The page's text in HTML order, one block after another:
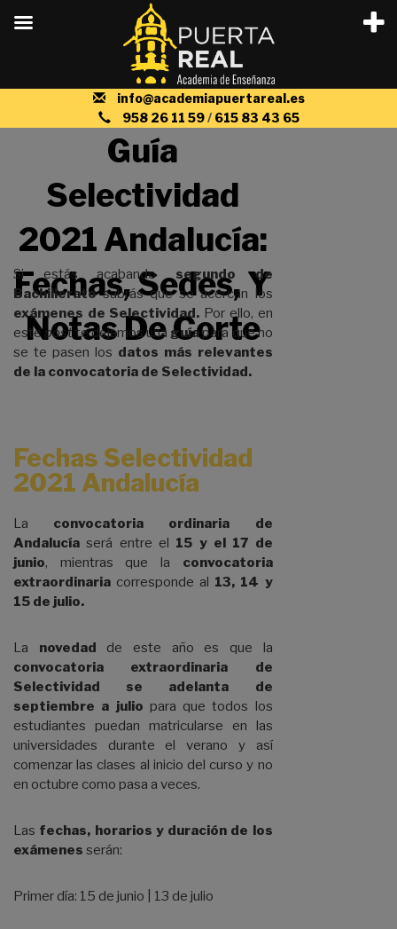
Guía
Selectividad
2021 Andalucía:
Fechas, Sedes, Y
Notas De Corte
Si estás acabando segundo de
Bachilleratosabrás que se acercan los
exámenes de Selectividad. Por ello, en
estepost te dejamos una guíapara que no
se te pasen los datos más relevantes
de la convocatoria de Selectividad.
Fechas Selectividad
2021 Andalucía
La convocatoria ordinaria
de
Andalucía será entre el 15 y el 17 de
junio, mientras que la convocatoria
extraordinaria corresponde al 13, 14 y
15 de julio.
La novedad de este año es que la
convocatoria extraordinaria de
Selectividad se adelanta de
septiembre a julio para que todos los
estudiantes puedan matricularse en las
universidades durante el verano y así
comenzar las clases al inicio del curso y no
en octubre como pasa a veces.
Las fechas, horarios y duración de los
exámenes serán:
Primer día: 15 de junio | 13 de julio
info@academiapuertareal.es
958 26 11 59/ 615 83 43 65